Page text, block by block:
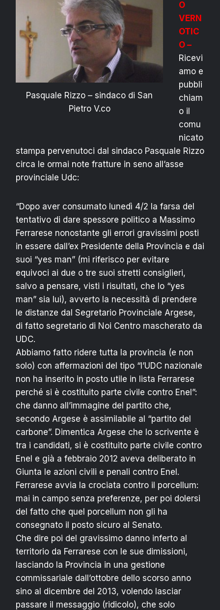
Pasquale Rizzo – sindaco di San
Pietro V.co
O
VERN
OTIC
O –
Ricevi
amo e
pubbli
chiam
o il
comu
nicato
stampa pervenutoci dal sindaco Pasquale Rizzo
circa le ormai note fratture in seno all’asse
provinciale Udc:
“Dopo aver consumato lunedì 4/2 la farsa del
tentativo di dare spessore politico a Massimo
Ferrarese nonostante gli errori gravissimi posti
in essere dall’ex Presidente della Provincia e dai
suoi “yes man” (mi riferisco per evitare
equivoci ai due o tre suoi stretti consiglieri,
salvo a pensare, visti i risultati, che lo “yes
man” sia lui), avverto la necessità di prendere
le distanze dal Segretario Provinciale Argese,
di fatto segretario di Noi Centro mascherato da
UDC.
Abbiamo fatto ridere tutta la provincia (e non
solo) con affermazioni del tipo “l’UDC nazionale
non ha inserito in posto utile in lista Ferrarese
perché si è costituito parte civile contro Enel”:
che danno all’immagine del partito che,
secondo Argese è assimilabile al “partito del
carbone”. Dimentica Argese che lo scrivente è
tra i candidati, si è costituito parte civile contro
Enel e già a febbraio 2012 aveva deliberato in
Giunta le azioni civili e penali contro Enel.
Ferrarese avvia la crociata contro il porcellum:
mai in campo senza preferenze, per poi dolersi
del fatto che quel porcellum non gli ha
consegnato il posto sicuro al Senato.
Che dire poi del gravissimo danno inferto al
territorio da Ferrarese con le sue dimissioni,
lasciando la Provincia in una gestione
commissariale dall’ottobre dello scorso anno
sino al dicembre del 2013, volendo lasciar
passare il messaggio (ridicolo), che solo